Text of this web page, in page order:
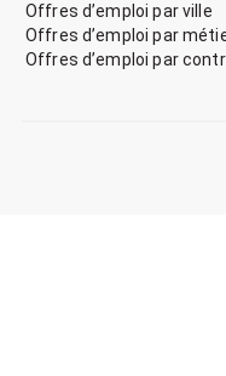
Offres d’emploi par ville
Offres d’emploi par
Offres d’emploi par